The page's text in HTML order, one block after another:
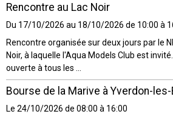
Rencontre au Lac Noir
Du 17/10/2026 au 18/10/2026 de 10:00 à
Rencontre organisée sur deux jours par le
Noir, à laquelle l'Aqua Models Club est
ouverte à tous les ...
Bourse de la Marive à Yverdon-
Le 24/10/2026 de 08:00 à 16:00